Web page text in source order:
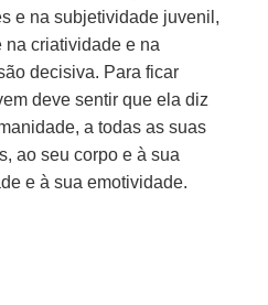
e na subjetividade juvenil,
na criatividade e na
decisiva. Para ficar
deve sentir que ela diz
a todas as suas
ao seu corpo e à sua
e à sua emotividade.